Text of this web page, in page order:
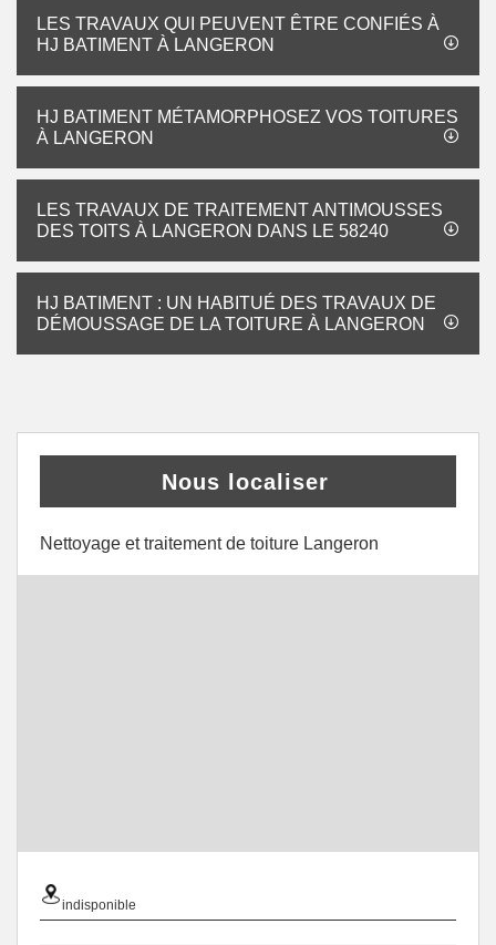
LES TRAVAUX QUI PEUVENT ÊTRE CONFIÉS À
HJ BATIMENT À LANGERON
HJ BATIMENT MÉTAMORPHOSEZ VOS TOITURES
À LANGERON
LES TRAVAUX DE TRAITEMENT ANTIMOUSSES
DES TOITS À LANGERON DANS LE 58240
HJ BATIMENT : UN HABITUÉ DES TRAVAUX DE
DÉMOUSSAGE DE LA TOITURE À LANGERON
Nous localiser
Nettoyage et traitement de toiture Langeron
indisponible